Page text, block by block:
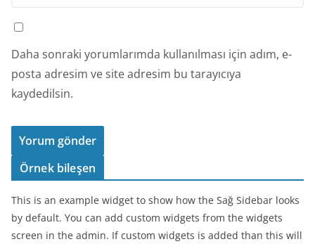
Daha sonraki yorumlarımda kullanılması için adım, e-
posta adresim ve site adresim bu tarayıcıya
kaydedilsin.
Örnek bileşen
This is an example widget to show how the Sağ Sidebar looks
by default. You can add custom widgets from the widgets
screen in the admin. If custom widgets is added than this will